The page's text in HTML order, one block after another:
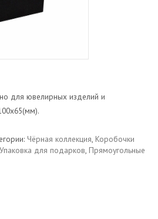
для ювелирных изделий и
Чёрная коллекция, Коробочки
Упаковка для подарков, Прямоугольные